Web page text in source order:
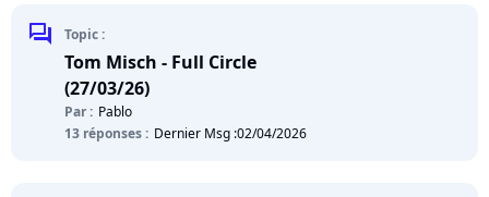
chat Topic :
Tom Misch - Full Circle
(27/03/26)
Par : Pablo
13 réponses : Dernier Msg :02/04/2026